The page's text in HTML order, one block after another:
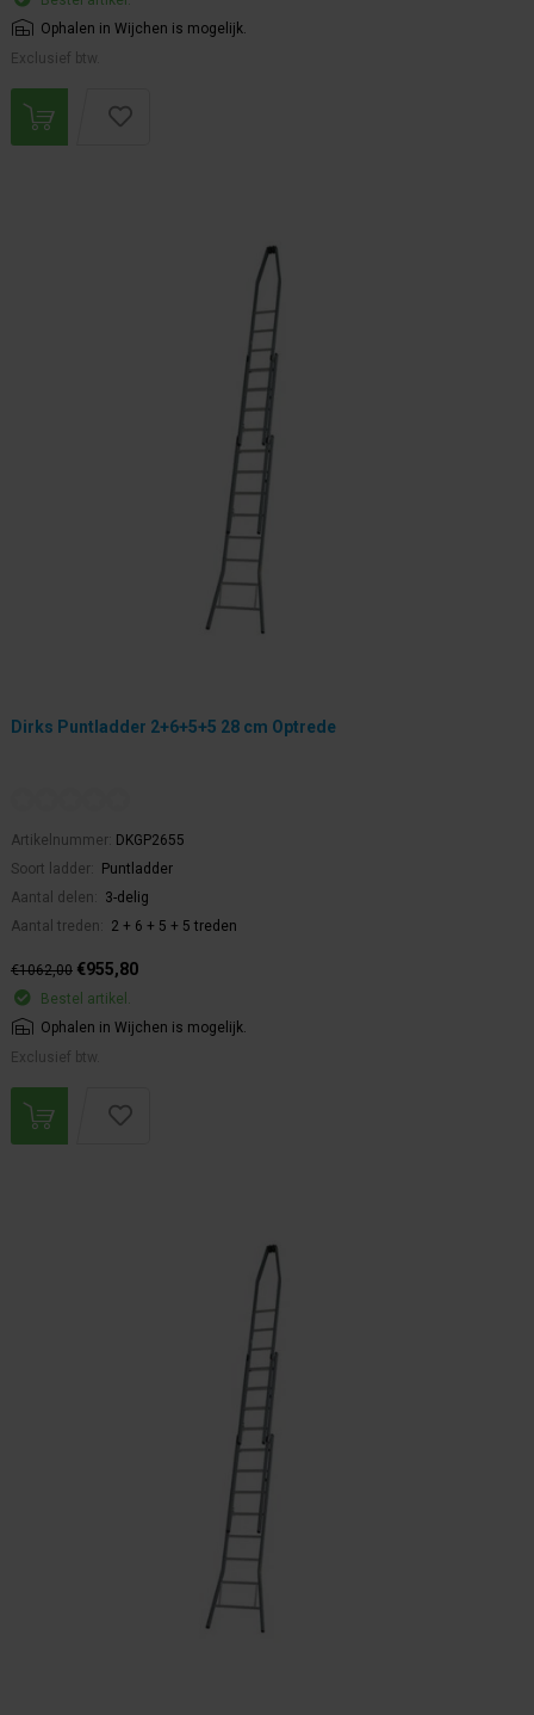
Ophalen in Wijchen is mogelijk.
Exclusief btw.
Dirks Puntladder 2+6+5+5 28 cm Optrede
Artikelnummer: DKGP2655
Soort ladder:
Puntladder
Aantal delen:
3-delig
Aantal treden:
2 + 6 + 5 + 5 treden
€1062,00 €955,80
Bestel artikel.
Ophalen in Wijchen is mogelijk.
Exclusief btw.